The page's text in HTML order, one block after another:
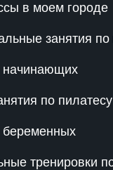
в моем городе
занятия по
начинающих
по пилатесу
тренировки